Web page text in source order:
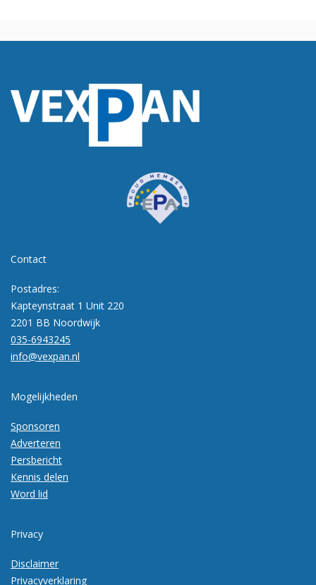
Contact
Postadres:
Kapteynstraat 1 Unit 220
2201 BB Noordwijk
035-6943245
info@vexpan.nl
Mogelijkheden
Sponsoren
Adverteren
Persbericht
Kennis delen
Word lid
Privacy
Disclaimer
Privacyverklaring